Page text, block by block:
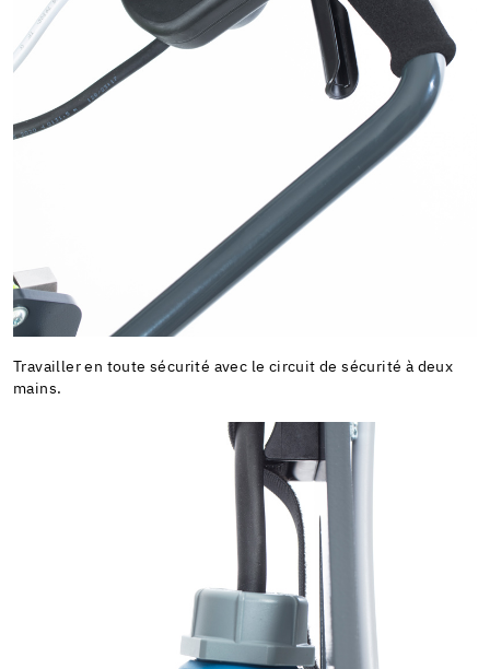
Travailler en toute sécurité avec le circuit de sécurité à deux
mains.